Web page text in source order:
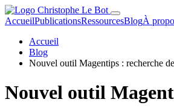
AccueilPublicationsRessourcesBlogÀ
Accueil
Blog
Nouvel outil Magentips : recherche
Nouvel outil